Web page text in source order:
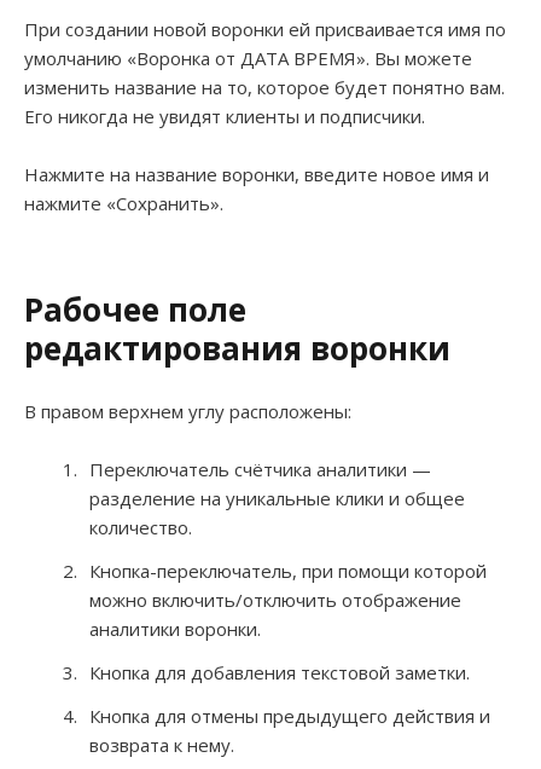
При создании новой воронки ей присваивается имя по
умолчанию «Воронка от ДАТА ВРЕМЯ». Вы можете
изменить название на то, которое будет понятно вам.
Его никогда не увидят клиенты и подписчики.
Нажмите на название воронки, введите новое имя и
нажмите «Сохранить».
Рабочее поле
редактирования воронки
В правом верхнем углу расположены:
Переключатель счётчика аналитики —
разделение на уникальные клики и общее
количество.
Кнопка-переключатель, при помощи которой
можно включить/отключить отображение
аналитики воронки.
Кнопка для добавления текстовой заметки.
Кнопка для отмены предыдущего действия и
возврата к нему.